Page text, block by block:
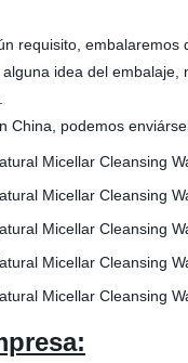
requisito, embalaremos
alguna idea del
China, podemos